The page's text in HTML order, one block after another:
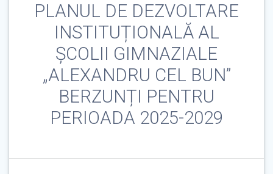
PLANUL DE DEZVOLTARE
INSTITUȚIONALĂ AL
ȘCOLII GIMNAZIALE
„ALEXANDRU CEL BUN”
BERZUNȚI PENTRU
PERIOADA 2025-2029